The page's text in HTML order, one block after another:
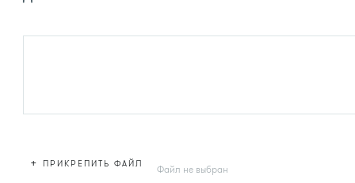
+ ПРИКРЕПИТЬ ФАЙЛ Файл не выбран